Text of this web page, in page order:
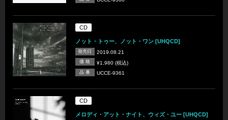
CD
ノット・トゥー、ノット・ワン [UHQCD]
発売日 2019.08.21
価 格 ¥1,980 (税込)
品 番 UCCE-9361
CD
メロディ・アット・ナイト、ウィズ・ユー [UHQCD]